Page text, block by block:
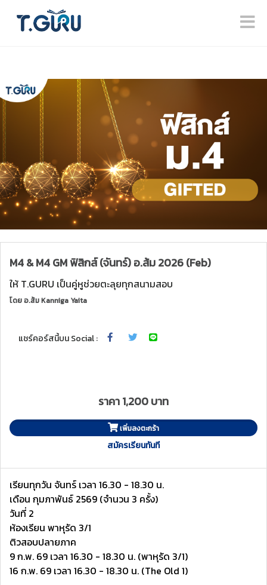
M4 & M4 GM ฟิสิกส์ (จันทร์) อ.ส้ม 2026 (Feb)
ให้ T.GURU เป็นคู่หูช่วยตะลุยทุกสนามสอบ
โดยอ.ส้ม Kanniga Yaita
แชร์คอร์สนี้บน Social :
ราคา 1,200 บาท
เพิ่มลงตะกร้า
สมัครเรียนทันที
เรียนทุกวัน จันทร์ เวลา 16.30 - 18.30 น.
เดือน กุมภาพันธ์ 2569 (จำนวน 3 ครั้ง)
วันที่ 2
ห้องเรียน พาหุรัด 3/1
ติวสอบปลายภาค
9 ก.พ. 69 เวลา 16.30 - 18.30 น. (พาหุรัด 3/1)
16 ก.พ. 69 เวลา 16.30 - 18.30 น. (The Old 1)